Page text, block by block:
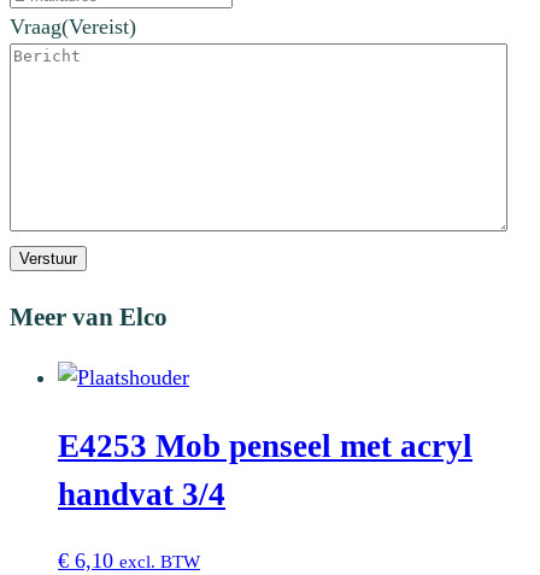
Vraag(Vereist)
Verstuur
Meer van Elco
E4253 Mob penseel met acryl
handvat 3/4
€ 6,10 excl. BTW